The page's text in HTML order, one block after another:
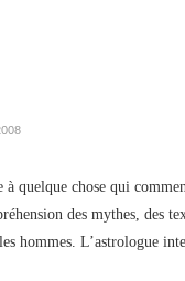
chose qui
des mythes, des
hommes. L’astrologue